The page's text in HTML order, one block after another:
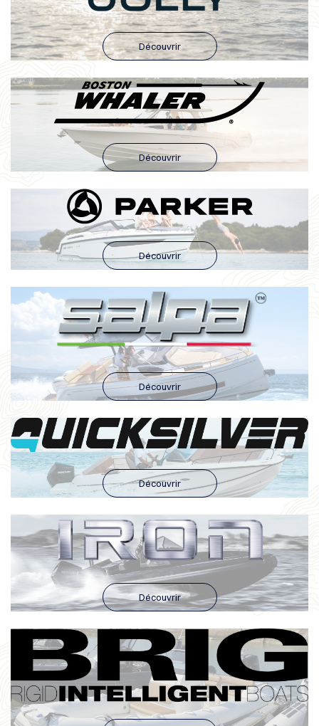
Découvrir
Découvrir
Découvrir
Découvrir
Découvrir
Découvrir